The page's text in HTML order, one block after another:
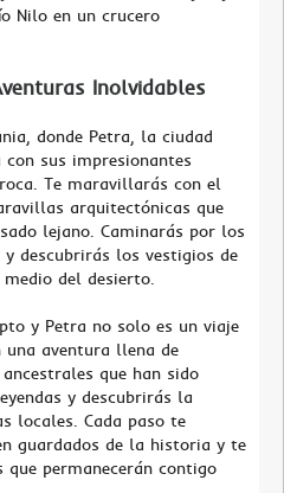
Nilo en un crucero
Inolvidables
donde Petra, la ciudad
sus impresionantes
Te maravillarás con el
arquitectónicas que
lejano. Caminarás por los
descubrirás los vestigios de
del desierto.
y Petra no solo es un viaje
aventura llena de
que han sido
y descubrirás la
locales. Cada paso te
guardados de la historia y te
permanecerán contigo